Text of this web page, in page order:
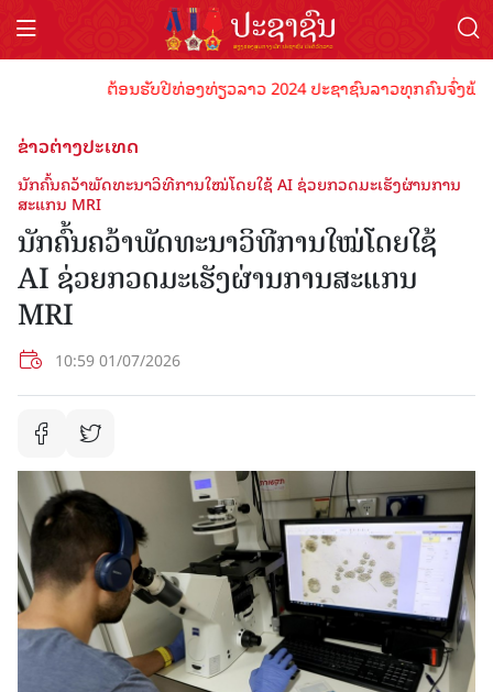
ຕ້ອນຮັບປີທ່ອງທ່ຽວລາວ 2024 ປະຊາຊົນລາວທຸກຄົນຈົ່ງພ້ອ
ຂ່າວຕ່າງປະເທດ
ນັກຄົ້ນຄວ້າພັດທະນາວິທີການໃໝ່ໂດຍໃຊ້ AI ຊ່ວຍກວດມະເຮັງຜ່ານການ
ສະແກນ MRI
ນັກຄົ້ນຄວ້າພັດທະນາວິທີການໃໝ່ໂດຍໃຊ້
AI ຊ່ວຍກວດມະເຮັງຜ່ານການສະແກນ
MRI
10:59 01/07/2026